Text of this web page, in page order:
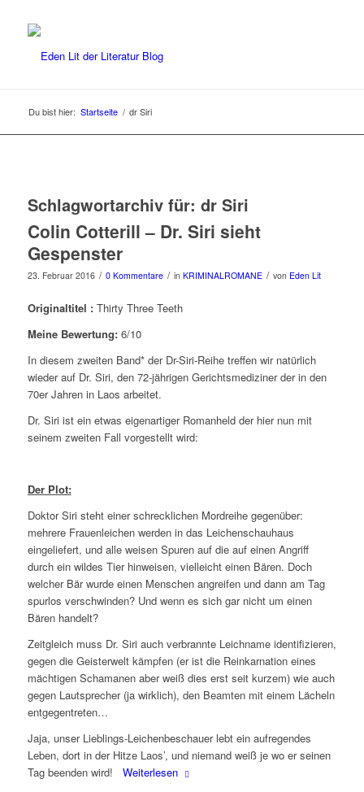
Du bist hier: Startseite / dr Siri
Schlagwortarchiv für: dr Siri
Colin Cotterill – Dr. Siri sieht
Gespenster
23. Februar 2016 / 0 Kommentare / in KRIMINALROMANE / von Eden Lit
Originaltitel : Thirty Three Teeth
Meine Bewertung:6/10
In diesem zweiten Band* der Dr-Siri-Reihe treffen wir natürlich
wieder auf Dr. Siri, den 72-jährigen Gerichtsmediziner der in den
70er Jahren in Laos arbeitet.
Dr. Siri ist ein etwas eigenartiger Romanheld der hier nun mit
seinem zweiten Fall vorgestellt wird:
Der Plot:
Doktor Siri steht einer schrecklichen Mordreihe gegenüber:
mehrere Frauenleichen werden in das Leichenschauhaus
eingeliefert, und alle weisen Spuren auf die auf einen Angriff
durch ein wildes Tier hinweisen, vielleicht einen Bären. Doch
welcher Bär wurde einen Menschen angreifen und dann am Tag
spurlos verschwinden? Und wenn es sich gar nicht um einen
Bären handelt?
Zeitgleich muss Dr. Siri auch verbrannte Leichname identifizieren,
gegen die Geisterwelt kämpfen (er ist die Reinkarnation eines
mächtigen Schamanen aber weiß dies erst seit kurzem) wie auch
gegen Lautsprecher (ja wirklich), den Beamten mit einem Lächeln
entgegentreten…
Jaja, unser Lieblings-Leichenbeschauer lebt ein aufregendes
Leben, dort in der Hitze Laos’, und niemand weiß je wo er seinen
Tag beenden wird! Weiterlesen